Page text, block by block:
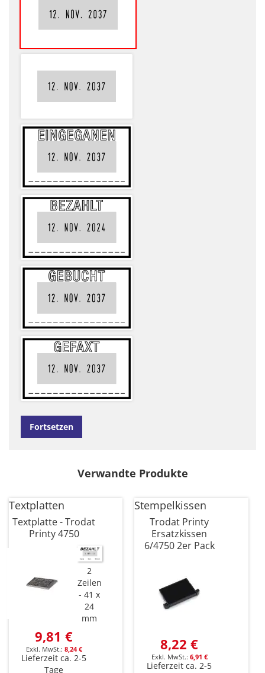
Fortsetzen
Verwandte Produkte
Textplatten
Textplatte - Trodat
Printy 4750
2
Zeilen
41 x
24
mm
9,81 €
8,24 €
Lieferzeit ca. 2-5
Tage
Stempelkissen
Trodat Printy
Ersatzkissen
6/4750 2er Pack
8,22 €
6,91 €
Lieferzeit ca. 2-5